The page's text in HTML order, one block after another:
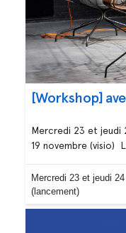
[Workshop]
Mercredi 23 et jeudi
19 novembre (visio)
Mercredi 23 et jeudi
(lancement)